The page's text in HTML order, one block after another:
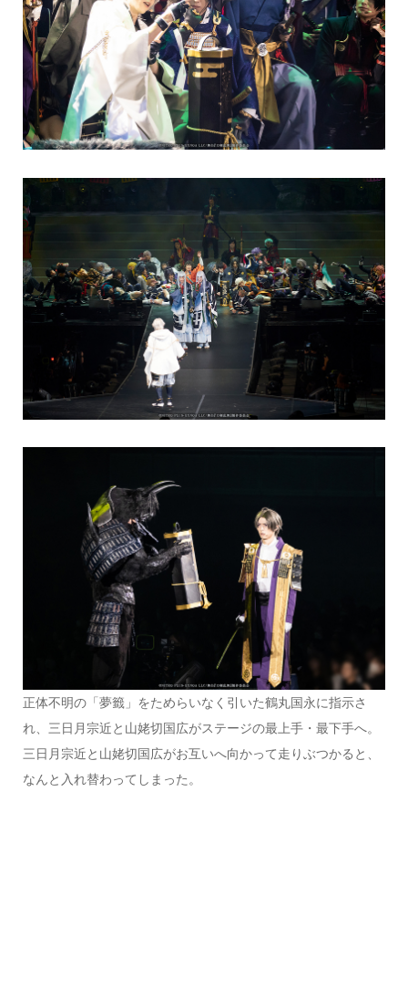
正体不明の「夢籤」をためらいなく引いた鶴丸国永に指示さ
れ、三日月宗近と山姥切国広がステージの最上手・最下手へ。
三日月宗近と山姥切国広がお互いへ向かって走りぶつかると、
なんと入れ替わってしまった。